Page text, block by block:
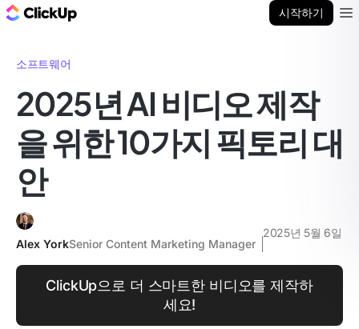
시작하기
소프트웨어
2025년 AI 비디오 제작
을 위한 10가지 픽토리 대
안
Alex YorkSenior Content Marketing Manager
2025년 5월 6일
ClickUp으로 더 스마트한 비디오를 제작하
세요!